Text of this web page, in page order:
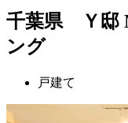
千葉県 Ｙ邸
ング
戸建て